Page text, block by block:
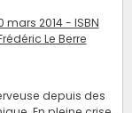
2014 - ISBN
Le Berre
depuis des